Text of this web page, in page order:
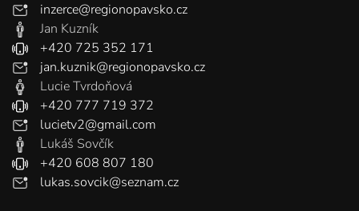
inzerce@regionopavsko.cz
Jan Kuzník
+420 725 352 171
jan.kuznik@regionopavsko.cz
Lucie Tvrdoňová
+420 777 719 372
lucietv2@gmail.com
Lukáš Sovčík
+420 608 807 180
lukas.sovcik@seznam.cz